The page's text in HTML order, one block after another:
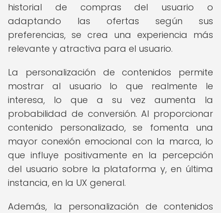
historial de compras del usuario o
adaptando las ofertas según sus
preferencias, se crea una experiencia más
relevante y atractiva para el usuario.
La personalización de contenidos permite
mostrar al usuario lo que realmente le
interesa, lo que a su vez aumenta la
probabilidad de conversión. Al proporcionar
contenido personalizado, se fomenta una
mayor conexión emocional con la marca, lo
que influye positivamente en la percepción
del usuario sobre la plataforma y, en última
instancia, en la UX general.
Además, la personalización de contenidos